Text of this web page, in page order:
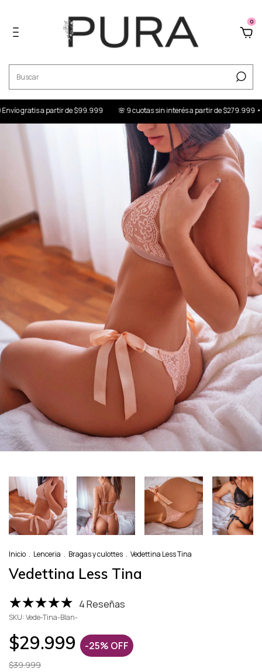
0
gratis a partir de $99.999 🌸 9 cuotas sin interés a partir de $279.999 • 📦
Inicio . Lenceria . Bragas y culottes . Vedettina Less Tina
Vedettina Less Tina
4 Reseñas
SKU:Vede-Tina-Blan-
$29.999 -25% OFF
$39.999